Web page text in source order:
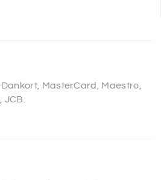
MasterCard, Maestro,